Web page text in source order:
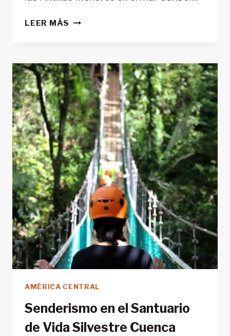
LEER MÁS SENDERISMO
AMÉRICA CENTRAL
Senderismo en el Santuario
de Vida Silvestre Cuenca